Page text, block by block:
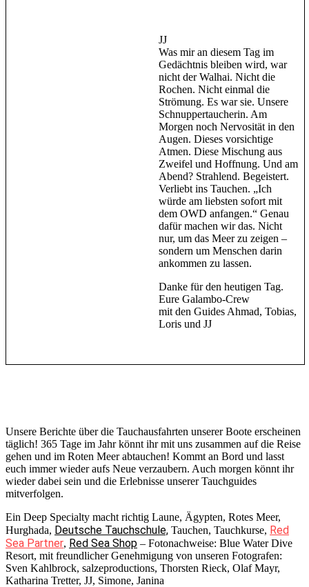
JJ
Was mir an diesem Tag im
Gedächtnis bleiben wird, war
nicht der Walhai. Nicht die
Rochen. Nicht einmal die
Strömung. Es war sie. Unsere
Schnuppertaucherin. Am
Morgen noch Nervosität in den
Augen. Dieses vorsichtige
Atmen. Diese Mischung aus
Zweifel und Hoffnung. Und am
Abend? Strahlend. Begeistert.
Verliebt ins Tauchen. „Ich
würde am liebsten sofort mit
dem OWD anfangen.“ Genau
dafür machen wir das. Nicht
nur, um das Meer zu zeigen –
sondern um Menschen darin
ankommen zu lassen.
Danke für den heutigen Tag.
Eure Galambo-Crew
mit den Guides Ahmad, Tobias,
Loris und JJ
Unsere Berichte über die Tauchausfahrten unserer Boote erscheinen
täglich! 365 Tage im Jahr könnt ihr mit uns zusammen auf die Reise
gehen und im Roten Meer abtauchen! Kommt an Bord und lasst
euch immer wieder aufs Neue verzaubern. Auch morgen könnt ihr
wieder dabei sein und die Erlebnisse unserer Tauchguides
mitverfolgen.
Ein Deep Specialty macht richtig Laune, Ägypten, Rotes Meer,
Hurghada, Deutsche Tauchschule, Tauchen, Tauchkurse, Red
Sea Partner, Red Sea Shop – Fotonachweise: Blue Water Dive
Resort, mit freundlicher Genehmigung von unseren Fotografen:
Sven Kahlbrock, salzeproductions, Thorsten Rieck, Olaf Mayr,
Katharina Tretter, JJ, Simone, Janina